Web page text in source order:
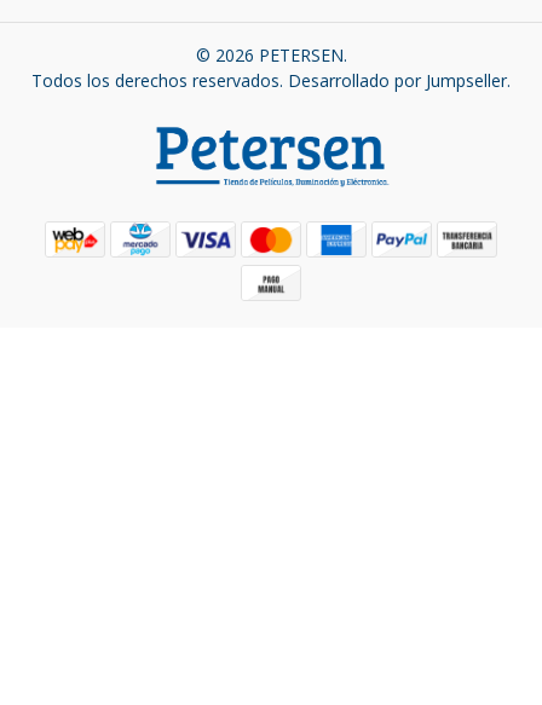
© 2026 PETERSEN.
Todos los derechos reservados. Desarrollado por Jumpseller.